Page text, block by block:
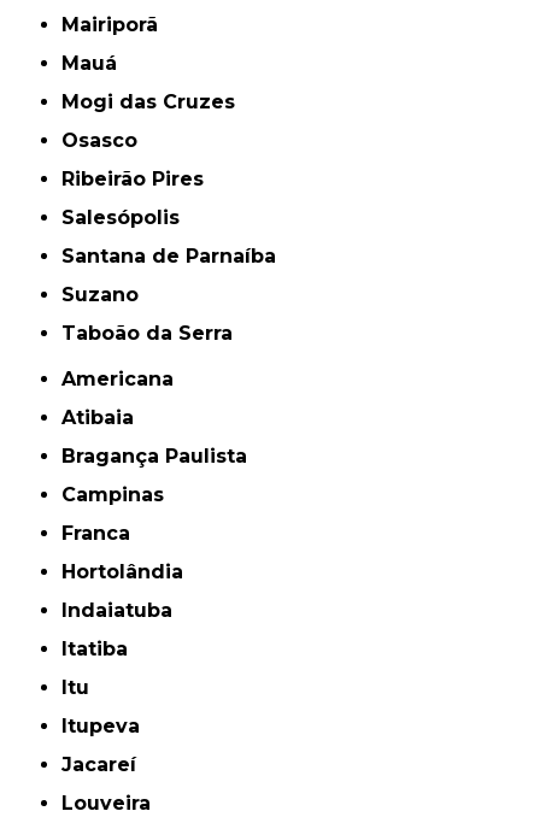
Mairiporã
Mauá
Mogi das Cruzes
Osasco
Ribeirão Pires
Salesópolis
Santana de Parnaíba
Suzano
Taboão da Serra
Americana
Atibaia
Bragança Paulista
Campinas
Franca
Hortolândia
Indaiatuba
Itatiba
Itu
Itupeva
Jacareí
Louveira